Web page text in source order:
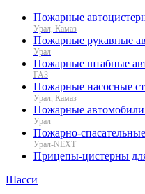
Пожарные
Урал, Камаз
Пожарные рукавные
Урал
Пожарные штабные
ГАЗ
Пожарные насосные
Урал, Камаз
Пожарные
Урал
Пожарно-
Урал-NEXT
Прицепы-цистерны
Шасси